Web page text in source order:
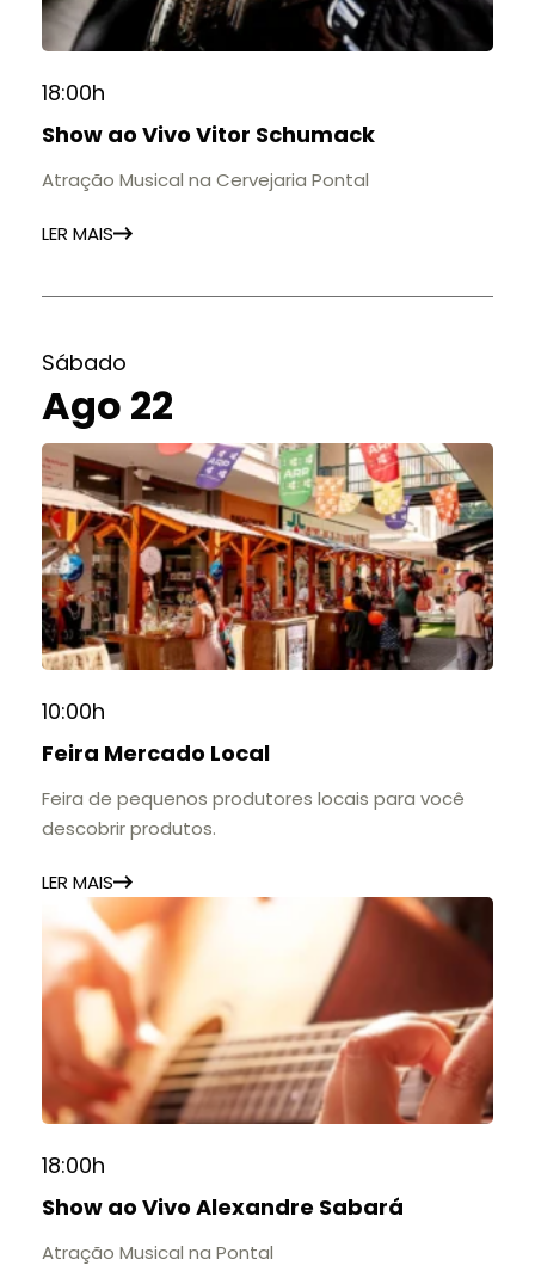
18:00h
Show ao Vivo Vitor Schumack
Atração Musical na Cervejaria Pontal
LER MAIS
Sábado
Ago 22
10:00h
Feira Mercado Local
Feira de pequenos produtores locais para você
descobrir produtos.
LER MAIS
18:00h
Show ao Vivo Alexandre Sabará
Atração Musical na Pontal